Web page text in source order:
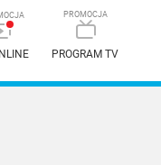
PROGRAM TV